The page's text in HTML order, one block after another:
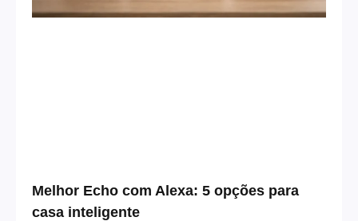
Melhor Echo com Alexa: 5 opções para
casa inteligente